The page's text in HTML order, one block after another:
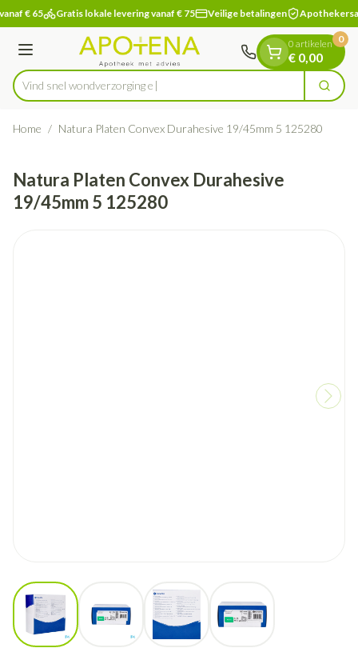
Ga naar de inhoud
1 van 1
€ 65 Gratis lokale levering vanaf € 75 Veilige betalingen
Menu
Product, merk, categorie...
Vind snel wondverz Zoek
0 artikelen
€ 0,00
0
Home / Natura Platen Convex Durahesive 19/45mm 5 125280
Natura Platen Convex Durahesive
19/45mm 5 125280
View larger imageView larger imageView larger image